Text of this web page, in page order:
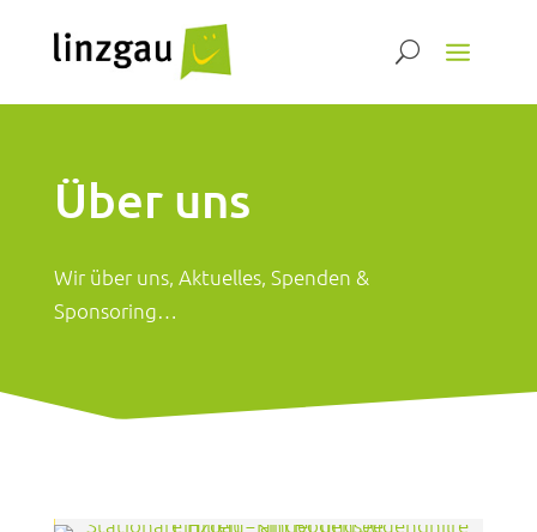
Über uns
Wir über uns, Aktuelles, Spenden &
Sponsoring…